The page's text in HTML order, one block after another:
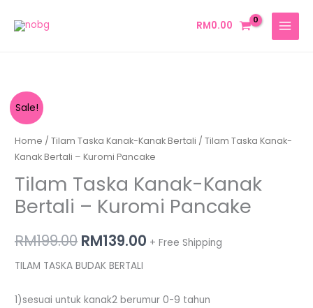
RM0.00
MAIN
MENU
Sale!
Home /Tilam Taska Kanak-Kanak Bertali / Tilam Taska Kanak-
Kanak Bertali – Kuromi Pancake
Tilam Taska Kanak-Kanak
Bertali – Kuromi Pancake
RM199.00
price
was:
RM199.00.
RM139.00
price
is:
RM139.00.
+ Free Shipping
TILAM TASKA BUDAK BERTALI
1)sesuai untuk kanak2 berumur 0-9 tahun
Tilam
Taska
Kanak-
Kanak
Bertali
-
Kuromi
quantity